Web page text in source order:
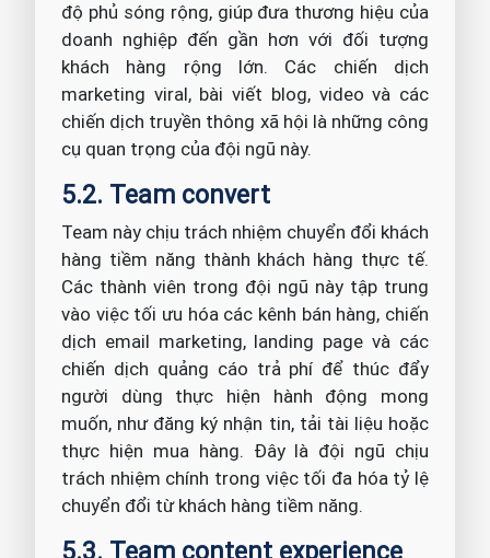
độ phủ sóng rộng, giúp đưa thương hiệu của
doanh nghiệp đến gần hơn với đối tượng
khách hàng rộng lớn. Các chiến dịch
marketing viral, bài viết blog, video và các
chiến dịch truyền thông xã hội là những công
cụ quan trọng của đội ngũ này.
5.2. Team convert
Team này chịu trách nhiệm chuyển đổi khách
hàng tiềm năng thành khách hàng thực tế.
Các thành viên trong đội ngũ này tập trung
vào việc tối ưu hóa các kênh bán hàng, chiến
dịch email marketing, landing page và các
chiến dịch quảng cáo trả phí để thúc đẩy
người dùng thực hiện hành động mong
muốn, như đăng ký nhận tin, tải tài liệu hoặc
thực hiện mua hàng. Đây là đội ngũ chịu
trách nhiệm chính trong việc tối đa hóa tỷ lệ
chuyển đổi từ khách hàng tiềm năng.